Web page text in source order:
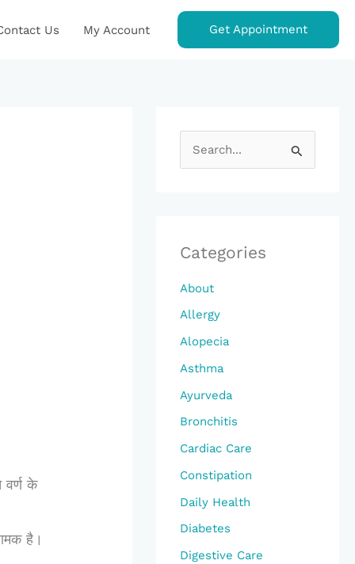
Us My Account Get Appointment
के
है।
C
F
O
R
:
Categories
About
Allergy
Alopecia
Asthma
Ayurveda
Bronchitis
Cardiac Care
Constipation
Daily Health
Diabetes
Digestive Care